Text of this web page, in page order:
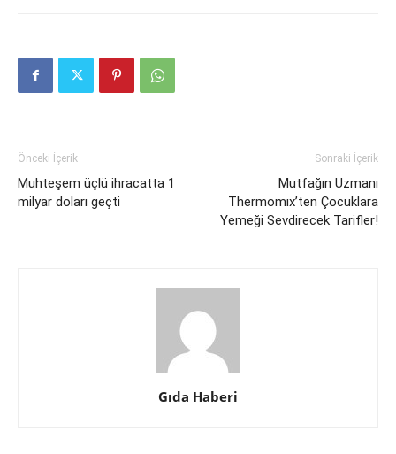
Önceki İçerik
Muhteşem üçlü ihracatta 1
milyar doları geçti
Sonraki İçerik
Mutfağın Uzmanı
Thermomıx’ten Çocuklara
Yemeği Sevdirecek Tarifler!
Gıda Haberi